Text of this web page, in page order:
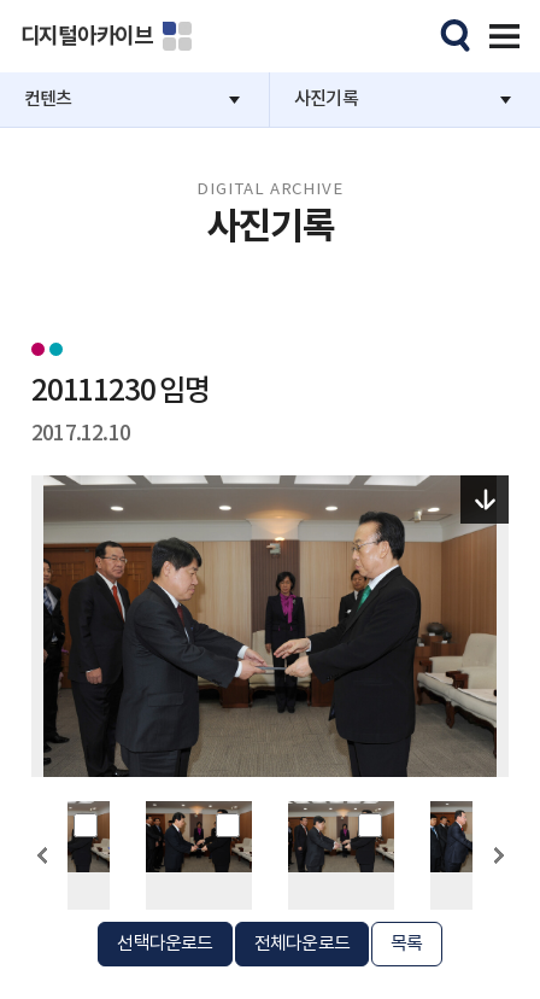
디지털아카이브
컨텐츠 사진기록
DIGITAL ARCHIVE
사진기록
20111230 임명
2017.12.10
선택다운로드 전체다운로드 목록